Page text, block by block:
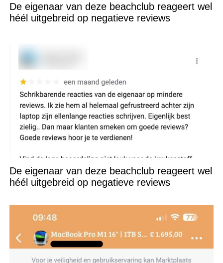
De eigenaar van deze beachclub reageert wel
héél uitgebreid op negatieve reviews
De eigenaar van deze beachclub reageert wel
héél uitgebreid op negatieve reviews